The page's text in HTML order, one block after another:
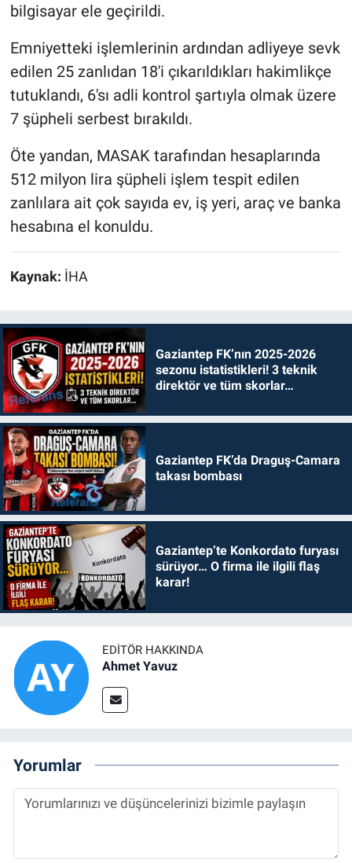
bilgisayar ele geçirildi.
Emniyetteki işlemlerinin ardından adliyeye sevk
edilen 25 zanlıdan 18'i çıkarıldıkları hakimlikçe
tutuklandı, 6'sı adli kontrol şartıyla olmak üzere
7 şüpheli serbest bırakıldı.
Öte yandan, MASAK tarafından hesaplarında
512 milyon lira şüpheli işlem tespit edilen
zanlılara ait çok sayıda ev, iş yeri, araç ve banka
hesabına el konuldu.
Kaynak: İHA
Gaziantep FK’nın 2025-2026
sezonu istatistikleri! 3 teknik
direktör ve tüm skorlar…
Gaziantep FK’da Draguş-Camara
takası bombası
Gaziantep’te Konkordato furyası
sürüyor… O firma ile ilgili flaş
karar!
EDITÖR HAKKINDA
Ahmet Yavuz
Yorumlar